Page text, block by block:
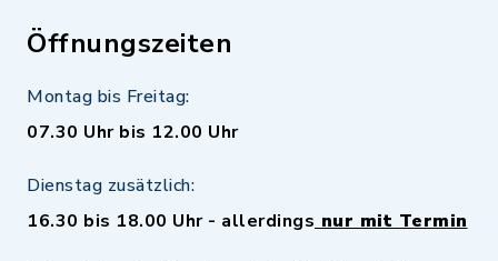
Öffnungszeiten
Montag bis Freitag:
07.30 Uhr bis 12.00 Uhr
Dienstag zusätzlich:
16.30 bis 18.00 Uhr - allerdings nur mit Termin